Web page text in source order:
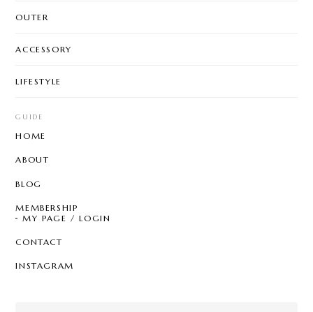
OUTER
ACCESSORY
LIFESTYLE
GUIDE
HOME
ABOUT
BLOG
MEMBERSHIP
MY PAGE / LOGIN
CONTACT
INSTAGRAM